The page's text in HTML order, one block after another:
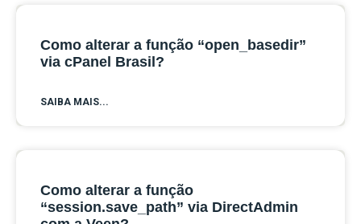
Como alterar a função “open_basedir”
via cPanel Brasil?
SAIBA MAIS...
Como alterar a função
“session.save_path” via DirectAdmin